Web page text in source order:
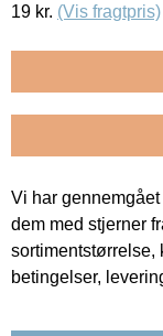
19 kr. (Vis fragtpris)
Vi har
dem med stjerner
sortimentstørrelse,
betingelser,